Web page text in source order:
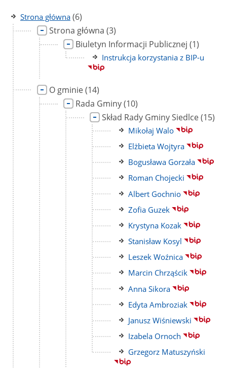
Strona główna liczba
podstron
(6)
Link
strony
Strona główna liczba
podstron
(3)
Link
do
strony
Biuletyn Informacji Publicznej liczba
podstron
(1)
Link
do
Instrukcja korzystania z BIP-u
Link
strony
O gminie liczba
podstron
(14)
Link
strony
Rada Gminyliczba
podstron
(10)
Link
do
Skład Rady Gminy Siedlceliczba
(15)
Link
do
strony
Mikołaj Walo
Link
strony
Elżbieta Wojtyra
Link
strony
Bogusława Gorzała
Link
strony
Roman Chojecki
Link
strony
Albert Gochnio
Link
strony
Zofia Guzek
Link
strony
Krystyna Kozak
Link
strony
Stanisław Kosyl
Link
strony
Leszek Woźnica
Link
strony
Marcin Chrząścik
Link
strony
Anna Sikora
Link
strony
Edyta Ambroziak
Link
strony
Janusz Wiśniewski
Link
strony
Izabela Ornoch
Link
do
Grzegorz Matuszyński